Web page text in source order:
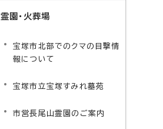
霊園・火葬場
宝塚市北部でのクマの目撃情
報について
宝塚市立宝塚すみれ墓苑
市営長尾山霊園のご案内